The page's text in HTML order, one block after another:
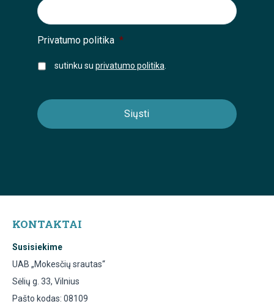
Privatumo politika *
sutinku su privatumo politika
KONTAKTAI
Susisiekime
UAB „Mokesčių srautas“
Sėlių g. 33, Vilnius
Pašto kodas: 08109